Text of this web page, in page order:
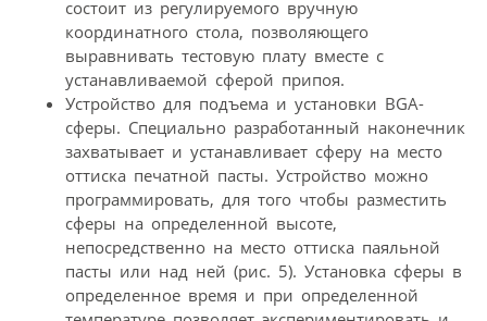
состоит из регулируемого вручную
координатного стола, позволяющего
выравнивать тестовую плату вместе с
устанавливаемой сферой припоя.
Устройство для подъема и установки BGA-
сферы. Специально разработанный наконечник
захватывает и устанавливает сферу на место
оттиска печатной пасты. Устройство можно
программировать, для того чтобы разместить
сферы на определенной высоте,
непосредственно на место оттиска паяльной
пасты или над ней (рис. 5). Установка сферы в
определенное время и при определенной